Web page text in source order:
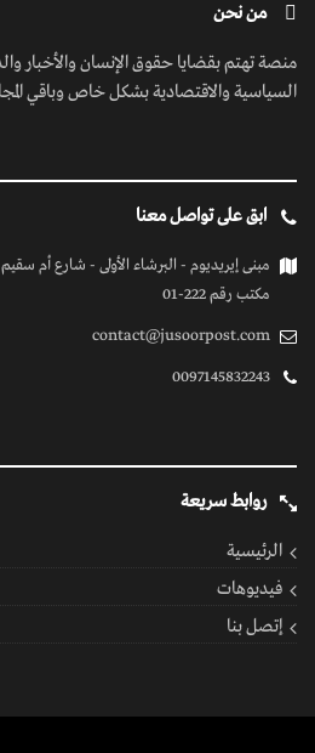
من نحن
منصة تهتم بقضايا حقوق الإنسان والأخبار
السياسية والاقتصادية بشكل خاص وباقي
ابق على تواصل معنا
مبنى إيريديوم - البرشاء الأولى - شارع أم
مكتب رقم 222-01
contact@jusoorpost.com
0097145832243
روابط سريعة
الرئيسية
فيديوهات
إتصل بنا